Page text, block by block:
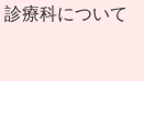
療科について